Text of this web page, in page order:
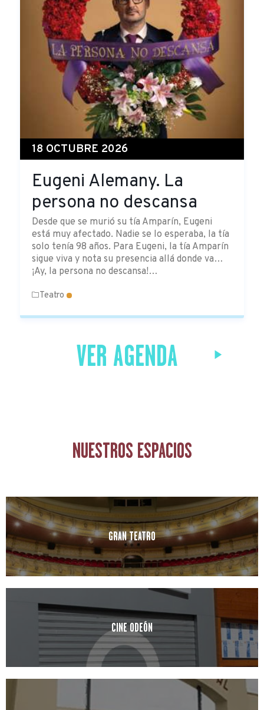
18 OCTUBRE 2026
Eugeni Alemany. La
persona no descansa
Desde que se murió su tía Amparín, Eugeni
está muy afectado. Nadie se lo esperaba, la tía
solo tenía 98 años. Para Eugeni, la tía Amparín
sigue viva y nota su presencia allá donde va…
¡Ay, la persona no descansa!…
Teatro
VER AGENDA
NUESTROS ESPACIOS
GRAN TEATRO
CINE ODEÓN